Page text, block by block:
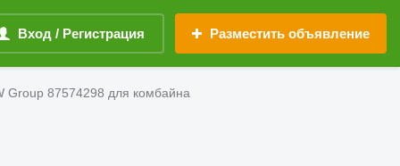
Вход / Регистрация Разместить объявление
Group 87574298 для комбайна